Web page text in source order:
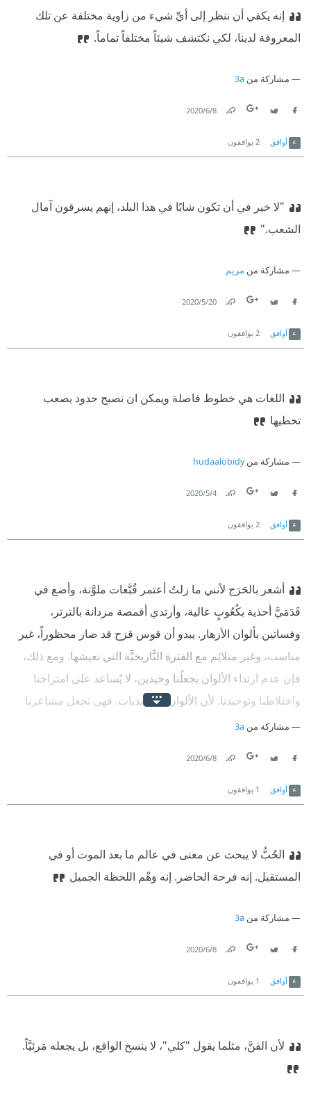
إنه يكفي أن ننظر إلى أيِّ شيء من زاوية مختلفة عن تلك
المعروفة لدينا، لكي نكتشف شيئاً مختلفاً تماماً.
مشاركة من 3a
8‏/6‏/2020
أوافق 2 يوافقون
‏"لا خير في أن تكون شابًا في هذا البلد، إنهم يسرقون آمال
الشعب."
مشاركة من مريم
20‏/5‏/2020
أوافق 2 يوافقون
اللغات هي خطوط فاصلة ويمكن ان تصبح حدود يصعب
تخطيها
مشاركة منhudaalobidy
4‏/5‏/2020
أوافق 2 يوافقون
أشعر بالحَرَج لأنني ما زلتُ أعتمر قُبَّعات ملوَّنة، وأضع في
قَدَمَيَّ أحذية بكُعُوبٍ عالية، وأرتدي أقمصة مزدانة بالترتر،
وفساتين بألوان الأزهار. يبدو أن قوس قزح قد صار محظوراً، غير
مناسب، وغير متلائِم مع الفترة التَّاريخيَّة التي نعيشها. ومع ذلك،
فإن عدم ارتداء الألوان يجعلُنا وحيدين، لا يُساعد على امتزاجنا
واختلاطنا وتوحيدنا. لأن الألوان هي ذبذبات. فهي تجعل مشاعرنا
تهتزُّ بجانب الآخرين. اختيار لون دون غيره ليس أبداً عشوائياً. إنه
مشاركة من 3a
8‏/6‏/2020
أوافق 1 يوافقون
الحُبُّ لا يبحث عن معنى في عالم ما بعد الموت أو في
المستقبل. إنه فرحة الحاضر. إنه وَهْم اللحظة الجميل
مشاركة من 3a
8‏/6‏/2020
أوافق 1 يوافقون
لأن الفنَّ، مثلما يقول "كلي"، لا ينسخ الواقع، بل يجعله مَرئيَّاً.